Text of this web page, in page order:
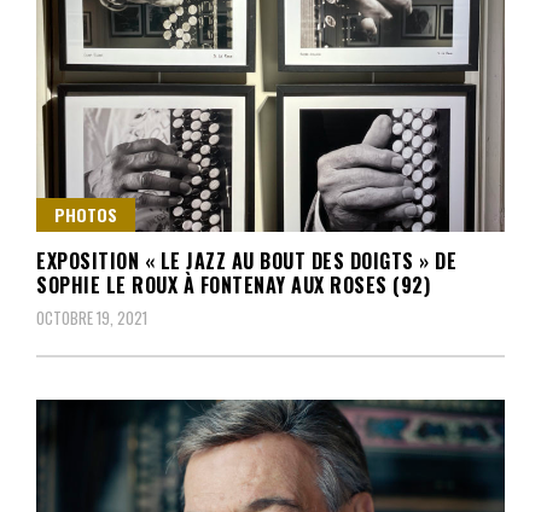
PHOTOS
EXPOSITION « LE JAZZ AU BOUT DES DOIGTS » DE
SOPHIE LE ROUX À FONTENAY AUX ROSES (92)
OCTOBRE 19, 2021